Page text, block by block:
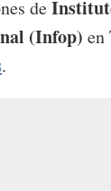
de
(Infop) en
.